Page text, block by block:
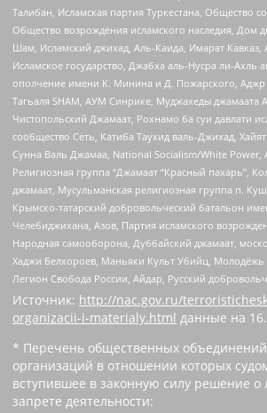
Талибан, Исламская партия Туркестана, Общество
Общество возрождения исламского наследия, Дом
Шам, Исламский джихад, Аль-Каида, Имарат Кавказ,
Исламское государство, Джабха аль-Нусра ли-
ополчение имени К. Минина и Д. Пожарского, Аджр
Тагьаля SHAM, АУМ Синрике, Муджахеды джамаата
Чистопольский Джамаат, Рохнамо ба суи давлати
сообщество Сеть, Катиба Таухид валь-Джихад,
Сунна Валь Джамаа, National Socialism/White Power,
Религиозная группа “Джамаат “Красный пахарь”,
джамаат, Мусульманская религиозная группа п.
Крымско-татарский добровольческий батальон
Челебиджихана, Азов, Партия исламского
Народная самооборона, Дуббайский джамаат,
Хаджи Белхороев, Маньяки Культ Убийц, Молодёжь
Легион Свобода России, Айдар, Русский
Источник: http://nac.gov.ru/
organizacii-i-materialy.html данные на
* Перечень общественных
организаций в отношении которых
вступившее в законную силу решение о
запрете деятельности: